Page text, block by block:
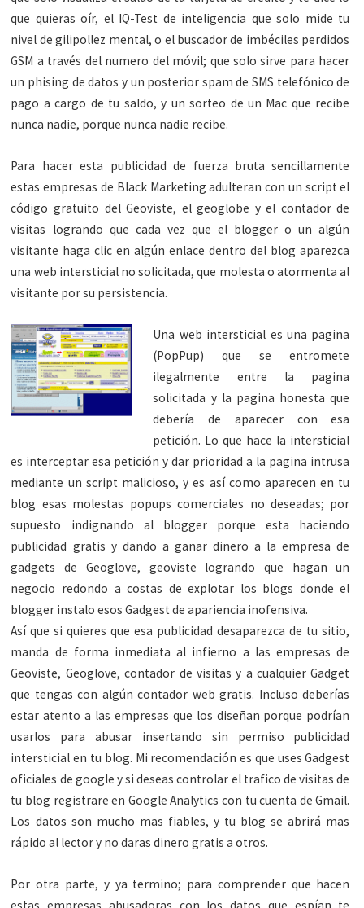
que quieras oír, el IQ-Test de inteligencia que solo mide tu
nivel de gilipollez mental, o el buscador de imbéciles perdidos
GSM a través del numero del móvil; que solo sirve para hacer
un phising de datos y un posterior spam de SMS telefónico de
pago a cargo de tu saldo, y un sorteo de un Mac que recibe
nunca nadie, porque nunca nadie recibe.
Para hacer esta publicidad de fuerza bruta sencillamente
estas empresas de Black Marketing adulteran con un script el
código gratuito del Geoviste, el geoglobe y el contador de
visitas logrando que cada vez que el blogger o un algún
visitante haga clic en algún enlace dentro del blog aparezca
una web intersticial no solicitada, que molesta o atormenta al
visitante por su persistencia.
Una web intersticial es una pagina
(PopPup) que se entromete
ilegalmente entre la pagina
solicitada y la pagina honesta que
debería de aparecer con esa
petición. Lo que hace la intersticial
es interceptar esa petición y dar prioridad a la pagina intrusa
mediante un script malicioso, y es así como aparecen en tu
blog esas molestas popups comerciales no deseadas; por
supuesto indignando al blogger porque esta haciendo
publicidad gratis y dando a ganar dinero a la empresa de
gadgets de Geoglove, geoviste logrando que hagan un
negocio redondo a costas de explotar los blogs donde el
blogger instalo esos Gadgest de apariencia inofensiva.
Así que si quieres que esa publicidad desaparezca de tu sitio,
manda de forma inmediata al infierno a las empresas de
Geoviste, Geoglove, contador de visitas y a cualquier Gadget
que tengas con algún contador web gratis. Incluso deberías
estar atento a las empresas que los diseñan porque podrían
usarlos para abusar insertando sin permiso publicidad
intersticial en tu blog. Mi recomendación es que uses Gadgest
oficiales de google y si deseas controlar el trafico de visitas de
tu blog registrare en Google Analytics con tu cuenta de Gmail.
Los datos son mucho mas fiables, y tu blog se abrirá mas
rápido al lector y no daras dinero gratis a otros.
Por otra parte, y ya termino; para comprender que hacen